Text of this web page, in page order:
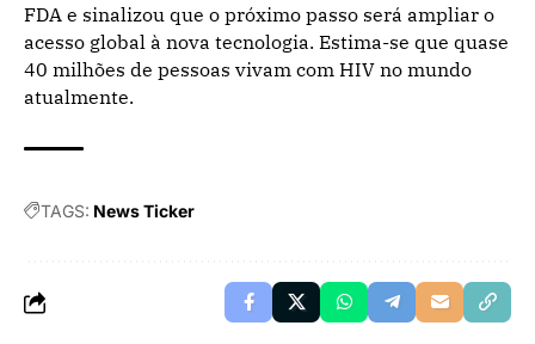
FDA e sinalizou que o próximo passo será ampliar o
acesso global à nova tecnologia. Estima-se que quase
40 milhões de pessoas vivam com HIV no mundo
atualmente.
TAGS: News Ticker